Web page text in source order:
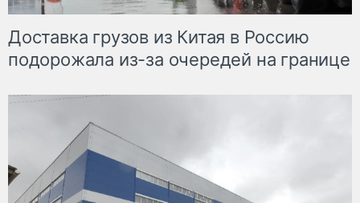
Доставка грузов из Китая в Россию
подорожала из-за очередей на границе